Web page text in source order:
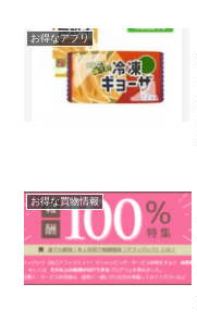
お得なアプリ
お得な買物情報